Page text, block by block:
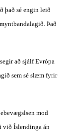
það sé engin leið
Það
að sjálf Evrópa
sem sé slæm fyrir
mod
við Íslendinga án